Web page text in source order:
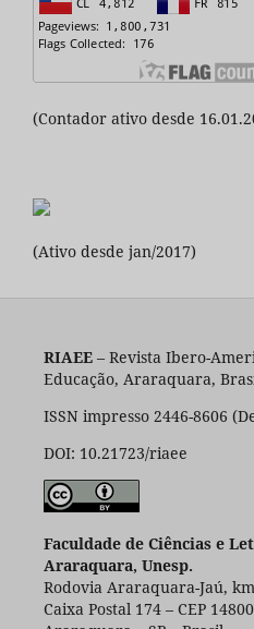
(Contador ativo desde
(Ativo desde jan/2017)
RIAEE– Revista Ibero-
Educação, Araraquara,
ISSN impresso 2446-8606
DOI: 10.21723/riaee
Faculdade de Ciências e
Araraquara, Unesp.
Rodovia Araraquara-Jaú,
Caixa Postal 174 – CEP